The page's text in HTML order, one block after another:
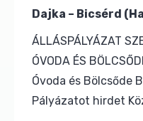
Dajka – Bicsérd
ÁLLÁSPÁLYÁZAT
ÓVODA ÉS
Óvoda és Bölcsőde
Pályázatot hirdet